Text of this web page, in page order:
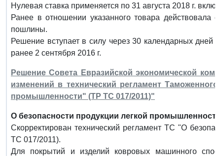
Нулевая ставка применяется по 31 августа 2018 г.
Ранее в отношении указанного товара
пошлины.
Решение вступает в силу через 30 календарных дней
ранее 2 сентября 2016 г.
Решение Совета Евразийской экономической
изменений в технический регламент
промышленности" (ТР ТС 017/2011)"
О безопасности продукции легкой
Скорректирован технический регламент ТС "О
ТС 017/2011).
Для покрытий и изделий ковровых машинного